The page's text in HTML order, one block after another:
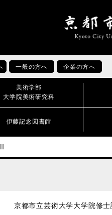
一般の方へ 企業の方へ
美術学部
大学院美術研究科
伊藤記念図書館
京都市立芸術大学大学院修士